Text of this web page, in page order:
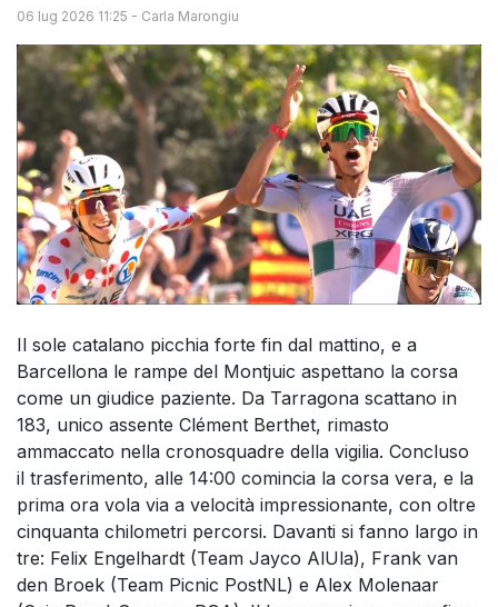
06 lug 2026 11:25 - Carla Marongiu
Il sole catalano picchia forte fin dal mattino, e a
Barcellona le rampe del Montjuic aspettano la corsa
come un giudice paziente. Da Tarragona scattano in
183, unico assente Clément Berthet, rimasto
ammaccato nella cronosquadre della vigilia. Concluso
il trasferimento, alle 14:00 comincia la corsa vera, e la
prima ora vola via a velocità impressionante, con oltre
cinquanta chilometri percorsi. Davanti si fanno largo in
tre: Felix Engelhardt (Team Jayco AlUla), Frank van
den Broek (Team Picnic PostNL) e Alex Molenaar